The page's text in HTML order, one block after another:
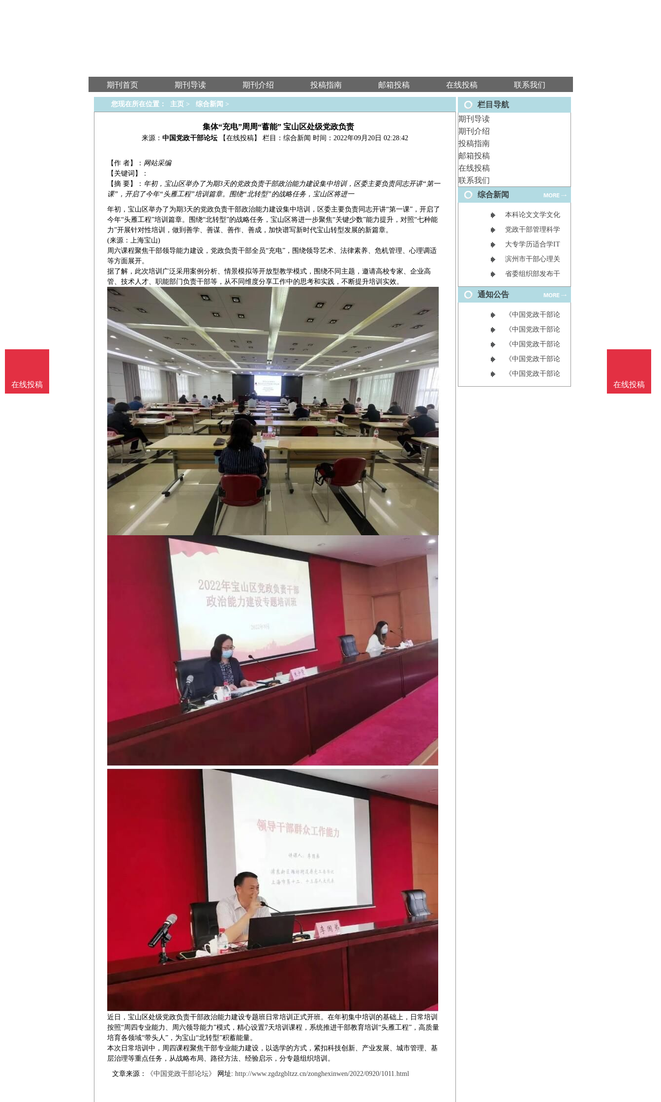
期刊首页 期刊导读 期刊介绍 投稿指南 邮箱投稿 在线投稿 联系我们
栏目导航
期刊导读
期刊介绍
投稿指南
邮箱投稿
在线投稿
联系我们
综合新闻
本科论文文学文化
方向怎么选题好
（党文模板范
党政干部管理科学
与工程期刊（管理
科学与工程
大专学历适合学IT
吗
滨州市干部心理关
爱中心揭牌仪式举
行
省委组织部发布干
部任前公示 刘裕
斌拟进一步使
通知公告
《中国党政干部论
坛》投稿方式
《中国党政干部论
坛》数据库收录影
响力
《中国党政干部论
坛》期刊栏目设置
《中国党政干部论
坛》杂志社刊物宗
旨
《中国党政干部论
坛》编辑部征稿要
您现在所在位置： 主页 > 综合新闻 >
集体“充电”周周“蓄能” 宝山区处级党政负责
来源： 中国党政干部论坛 【在线投稿】 栏目： 综合新闻 时间：2022年09月20日 02:28:42
【作 者】： 网站采编
【关键词】：
【摘 要】： 年初，宝山区举办了为期3天的党政负责干部政治能力建设集中培训，区委主要负责同志开讲“第一
课”，开启了今年“头雁工程”培训篇章。围绕“北转型”的战略任务，宝山区将进一
年初，宝山区举办了为期3天的党政负责干部政治能力建设集中培训，区委主要负责同志开讲“第一课”，开启了
今年“头雁工程”培训篇章。围绕“北转型”的战略任务，宝山区将进一步聚焦“关键少数”能力提升，对照“七种能
力”开展针对性培训，做到善学、善谋、善作、善成，加快谱写新时代宝山转型发展的新篇章。
(来源：上海宝山)
周六课程聚焦干部领导能力建设，党政负责干部全员“充电”，围绕领导艺术、法律素养、危机管理、心理调适
等方面展开。
据了解，此次培训广泛采用案例分析、情景模拟等开放型教学模式，围绕不同主题，邀请高校专家、企业高
管、技术人才、职能部门负责干部等，从不同维度分享工作中的思考和实践，不断提升培训实效。
近日，宝山区处级党政负责干部政治能力建设专题班日常培训正式开班。在年初集中培训的基础上，日常培训
按照“周四专业能力、周六领导能力”模式，精心设置7天培训课程，系统推进干部教育培训“头雁工程”，高质量
培育各领域“带头人”，为宝山“北转型”积蓄能量。
本次日常培训中，周四课程聚焦干部专业能力建设，以选学的方式，紧扣科技创新、产业发展、城市管理、基
层治理等重点任务，从战略布局、路径方法、经验启示，分专题组织培训。
文章来源： 《中国党政干部论坛》 网址: http://www.zgdzgbltzz.cn/zonghexinwen/2022/0920/1011.html
在线投稿
在线投稿